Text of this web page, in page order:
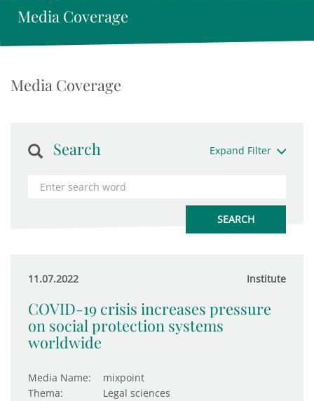
Media Coverage
Media Coverage
Search Expand Filter
11.07.2022 Institute
COVID-19 crisis increases pressure
on social protection systems
worldwide
Media Name:
mixpoint
Thema:
Legal sciences